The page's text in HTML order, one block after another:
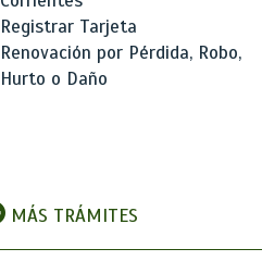
Registrar Tarjeta
Renovación por Pérdida, Robo,
Hurto o Daño
MÁS TRÁMITES